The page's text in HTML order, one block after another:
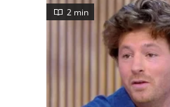
2 min